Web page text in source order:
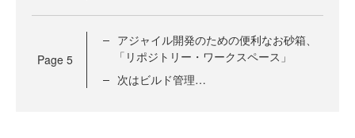
Page 5
アジャイル開発のための便利なお砂箱、
「リポジトリー・ワークスペース」
次はビルド管理…